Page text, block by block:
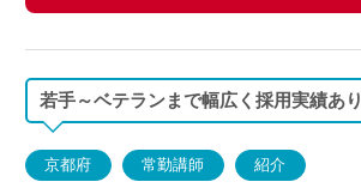
若手～ベテランまで幅広く採用実績あ
京都府 常勤講師 紹介